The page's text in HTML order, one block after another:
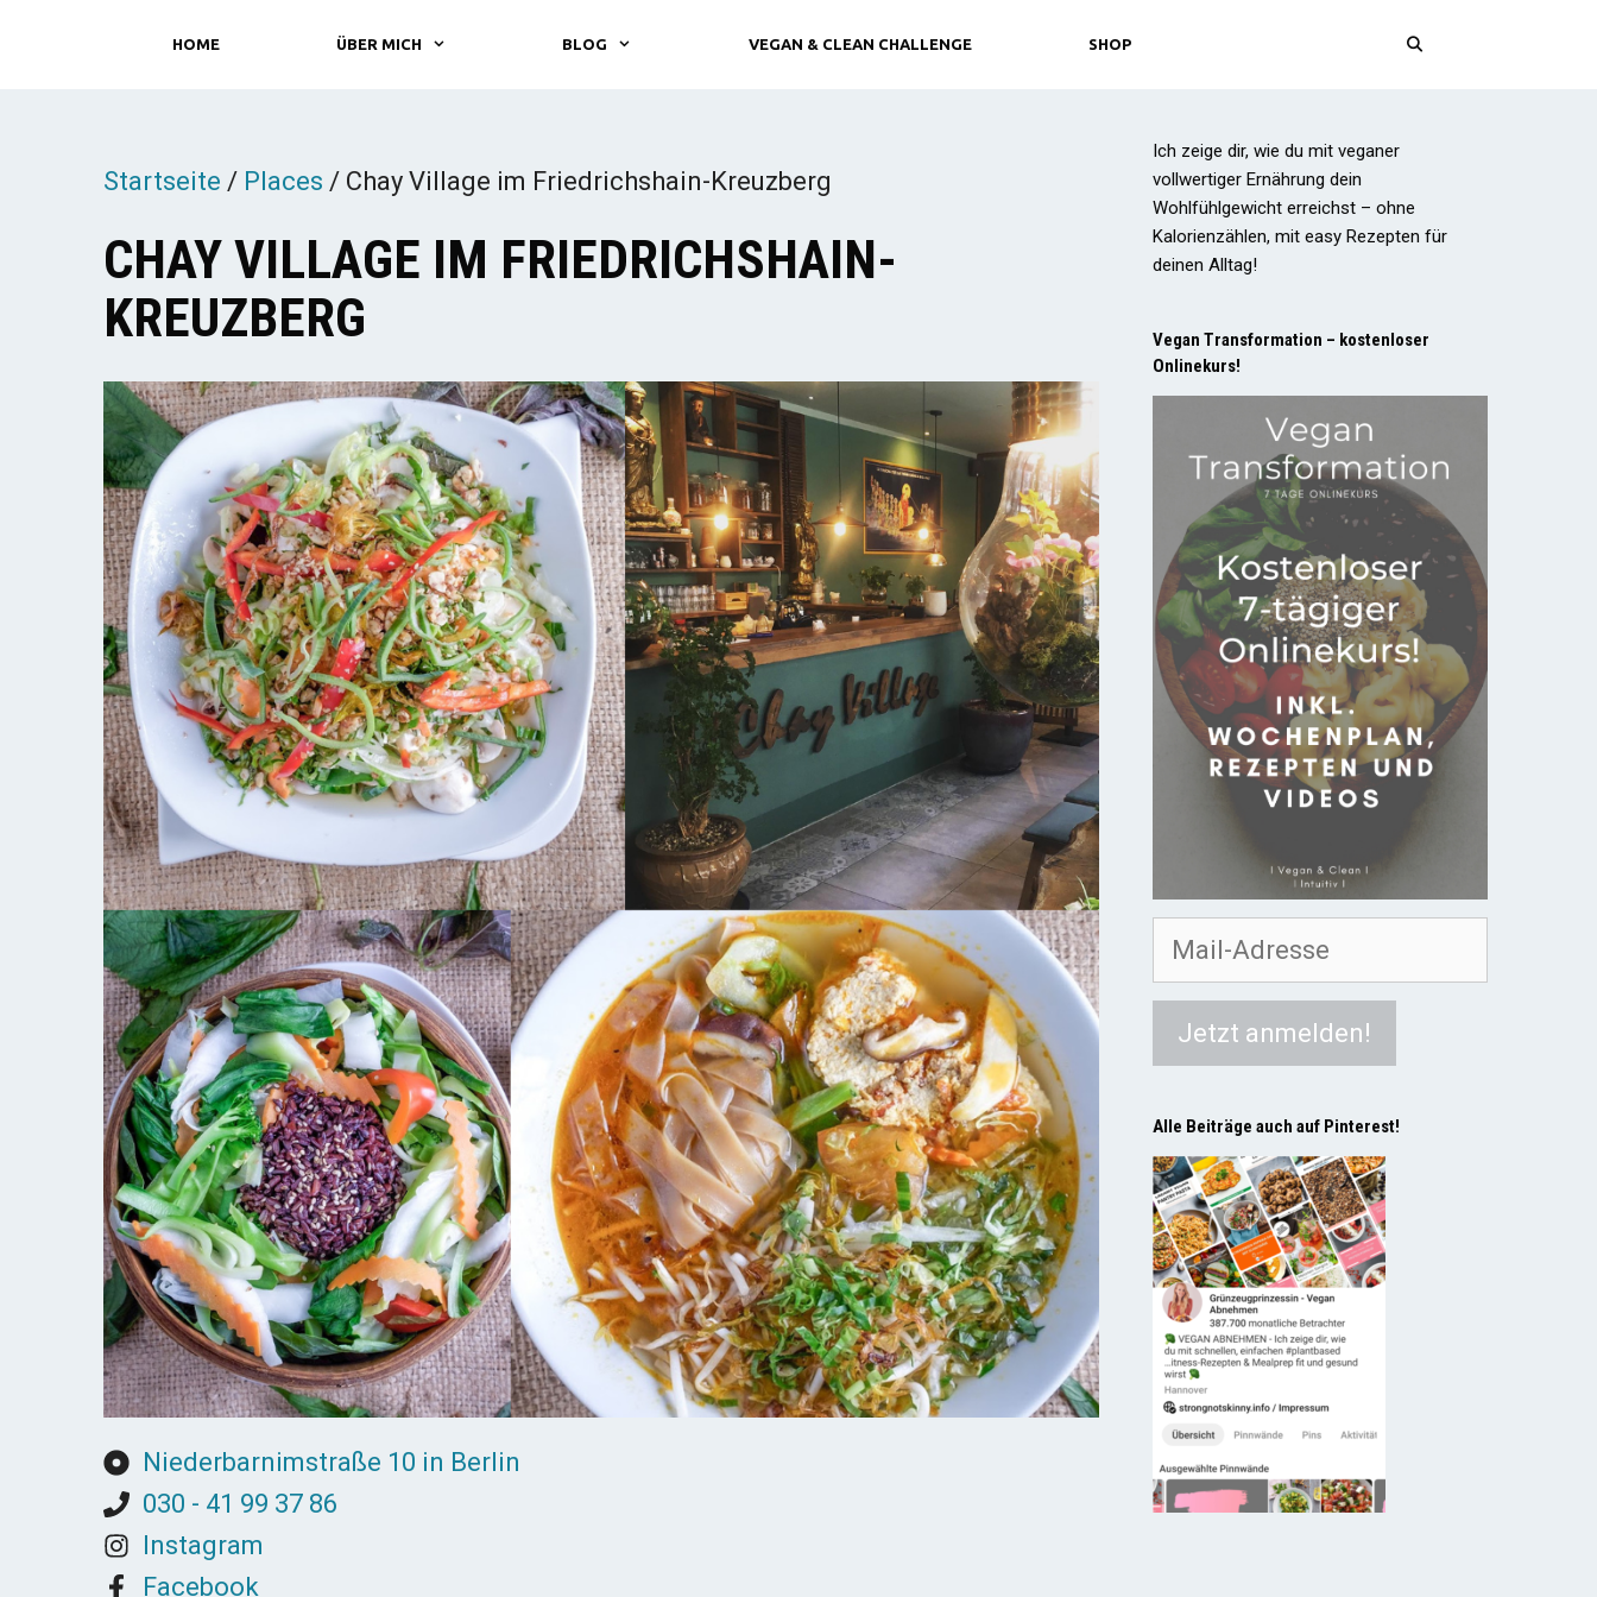
HOME ÜBER MICH BLOG VEGAN & CLEAN CHALLENGE SHOP
Startseite / Places / Chay Village im Friedrichshain-Kreuzberg
CHAY VILLAGE IM FRIEDRICHSHAIN-
KREUZBERG
Niederbarnimstraße 10 in Berlin
030 - 41 99 37 86
Instagram
Facebook
Ich zeige dir, wie du mit veganer
vollwertiger Ernährung dein
Wohlfühlgewicht erreichst – ohne
Kalorienzählen, mit easy Rezepten für
deinen Alltag!
Vegan Transformation – kostenloser
Onlinekurs!
Alle Beiträge auch auf Pinterest!